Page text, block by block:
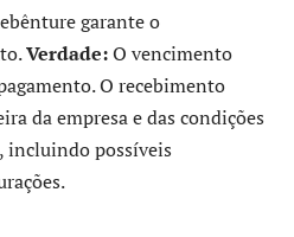
garante o
Verdade:O vencimento
O recebimento
da empresa e das condições
incluindo possíveis